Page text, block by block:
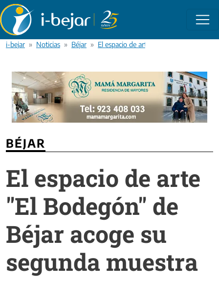
Pasar al contenido principal
i-bejar Noticias Béjar El espacio de arte "El Bodegón" de
BÉJAR
El espacio de arte
"El Bodegón" de
Béjar acoge su
segunda muestra